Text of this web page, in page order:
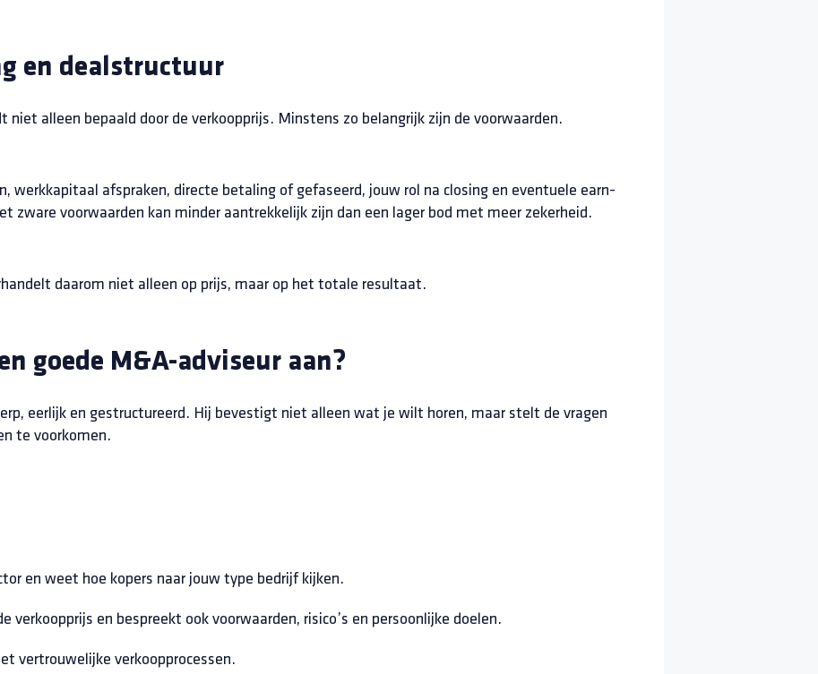
en dealstructuur
niet alleen bepaald door de verkoopprijs. Minstens zo belangrijk zijn de voorwaarden.
werkkapitaal afspraken, directe betaling of gefaseerd, jouw rol na closing en eventuele earn-
zware voorwaarden kan minder aantrekkelijk zijn dan een lager bod met meer zekerheid.
daarom niet alleen op prijs, maar op het totale resultaat.
goede M&A-adviseur aan?
eerlijk en gestructureerd. Hij bevestigt niet alleen wat je wilt horen, maar stelt de vragen
te voorkomen.
en weet hoe kopers naar jouw type bedrijf kijken.
verkoopprijs en bespreekt ook voorwaarden, risico’s en persoonlijke doelen.
vertrouwelijke verkoopprocessen.